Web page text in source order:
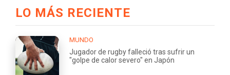
LO MÁS RECIENTE
MUNDO
Jugador de rugby falleció tras sufrir un
"golpe de calor severo" en Japón